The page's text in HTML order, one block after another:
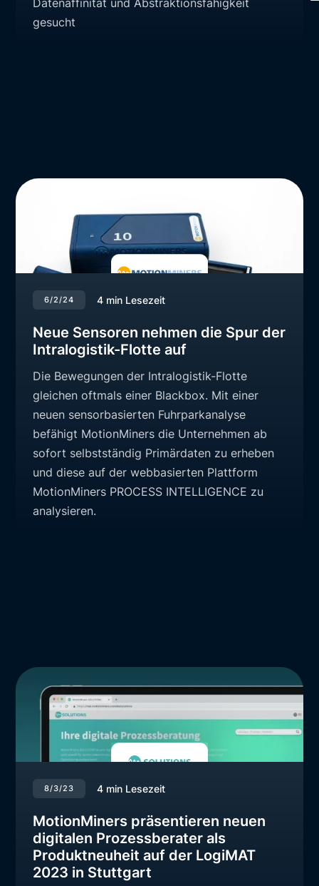
gesucht
6/2/24 4 min Lesezeit
Neue Sensoren nehmen die Spur der
Intralogistik-Flotte auf
Die Bewegungen der Intralogistik-Flotte
gleichen oftmals einer Blackbox. Mit einer
neuen sensorbasierten Fuhrparkanalyse
befähigt MotionMiners die Unternehmen ab
sofort selbstständig Primärdaten zu erheben
und diese auf der webbasierten Plattform
MotionMiners PROCESS INTELLIGENCE zu
analysieren.
8/3/23 4 min Lesezeit
MotionMiners präsentieren neuen
digitalen Prozessberater als
Produktneuheit auf der LogiMAT
2023 in Stuttgart